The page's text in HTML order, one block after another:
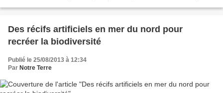
Des récifs artificiels en mer du nord pour
recréer la biodiversité
Publié le 25/08/2013 à 12:34
Par Notre Terre